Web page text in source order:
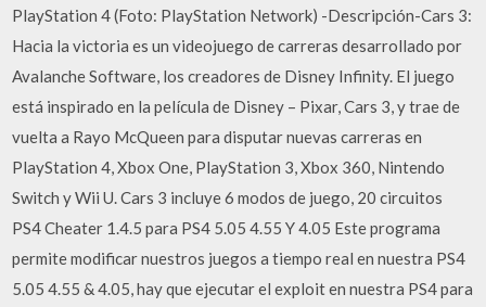
PlayStation 4 (Foto: PlayStation Network) -Descripción-Cars 3:
Hacia la victoria es un videojuego de carreras desarrollado por
Avalanche Software, los creadores de Disney Infinity. El juego
está inspirado en la película de Disney – Pixar, Cars 3, y trae de
vuelta a Rayo McQueen para disputar nuevas carreras en
PlayStation 4, Xbox One, PlayStation 3, Xbox 360, Nintendo
Switch y Wii U. Cars 3 incluye 6 modos de juego, 20 circuitos
PS4 Cheater 1.4.5 para PS4 5.05 4.55 Y 4.05 Este programa
permite modificar nuestros juegos a tiempo real en nuestra PS4
5.05 4.55 & 4.05, hay que ejecutar el exploit en nuestra PS4 para